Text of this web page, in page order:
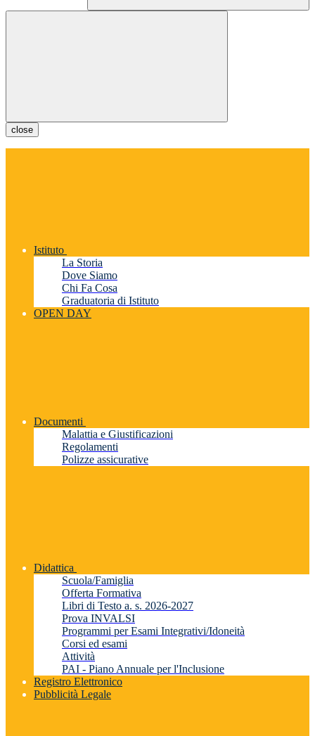
close
Istituto
La Storia
Dove Siamo
Chi Fa Cosa
Graduatoria di Istituto
OPEN DAY
Documenti
Malattia e Giustificazioni
Regolamenti
Polizze assicurative
Didattica
Scuola/Famiglia
Offerta Formativa
Libri di Testo a. s. 2026-2027
Prova INVALSI
Programmi per Esami Integrativi/Idoneità
Corsi ed esami
Attività
PAI - Piano Annuale per l'Inclusione
Registro Elettronico
Pubblicità Legale